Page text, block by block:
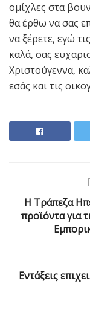
ομίχλες στα
θα έρθω να σας
να ξέρετε, εγώ
καλά, σας
Χριστούγεννα,
εσάς και τις
Η Τράπεζα
προϊόντα για
Εντάξεις